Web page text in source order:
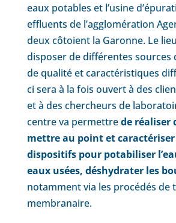
eaux potables et l’usine
effluents de l’agglomération
deux côtoient la Garonne. Le
disposer de différentes sources
de qualité et caractéristiques
ci sera à la fois ouvert à des
et à des chercheurs de
centre va permettrede réaliser
mettre au point et caractériser
dispositifs pour potabiliser
eaux usées, déshydrater les
notamment via les procédés de
membranaire.